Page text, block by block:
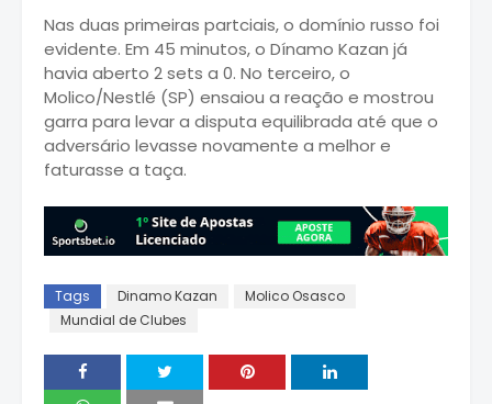
Nas duas primeiras partciais, o domínio russo foi
evidente. Em 45 minutos, o Dínamo Kazan já
havia aberto 2 sets a 0. No terceiro, o
Molico/Nestlé (SP) ensaiou a reação e mostrou
garra para levar a disputa equilibrada até que o
adversário levasse novamente a melhor e
faturasse a taça.
Tags Dinamo Kazan
Molico Osasco
Mundial de Clubes